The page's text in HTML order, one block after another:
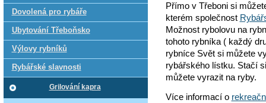
Přímo v Třeboni si
kterém společnost
Možnost rybolovu na
tohoto rybníka ( každý
rybníce Svět si můžete
rybářského lístku. Stačí
můžete vyrazit na ryby.
Více informací o
Dovolená pro rybáře
Ubytování Třeboňsko
Výlovy rybníků
Rybářské slavnosti
Grilování kapra